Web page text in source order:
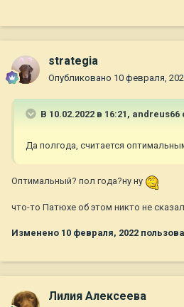
strategia
Опубликовано 10 февраля,
В 10.02.2022 в 16:21, andreus66
Да полгода, считается
Оптимальный? пол года?ну ну
что-то Патюхе об этом никто не сказал
Изменено 10 февраля, 2022
Лилия Алексеева